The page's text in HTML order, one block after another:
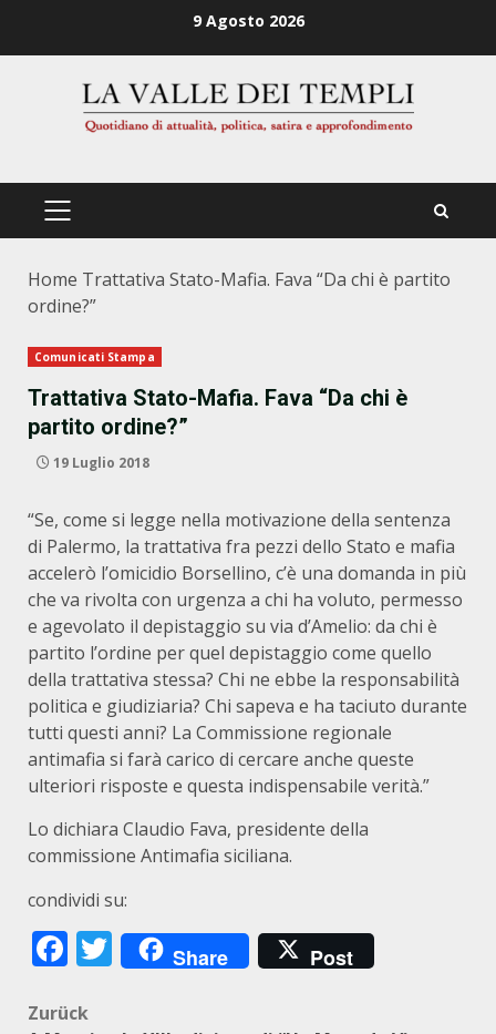
9 Agosto 2026
PRIMÄRES
Home Trattativa Stato-Mafia. Fava “Da chi è partito
ordine?”
Comunicati Stampa
Trattativa Stato-Mafia. Fava “Da chi è
partito ordine?”
19 Luglio 2018
“Se, come si legge nella motivazione della sentenza
di Palermo, la trattativa fra pezzi dello Stato e mafia
accelerò l’omicidio Borsellino, c’è una domanda in più
che va rivolta con urgenza a chi ha voluto, permesso
e agevolato il depistaggio su via d’Amelio: da chi è
partito l’ordine per quel depistaggio come quello
della trattativa stessa? Chi ne ebbe la responsabilità
politica e giudiziaria? Chi sapeva e ha taciuto durante
tutti questi anni? La Commissione regionale
antimafia si farà carico di cercare anche queste
ulteriori risposte e questa indispensabile verità.”
Lo dichiara Claudio Fava, presidente della
commissione Antimafia siciliana.
condividi su:
Facebook
Twitter
Share Post
Beitragsnavigation
Zurück